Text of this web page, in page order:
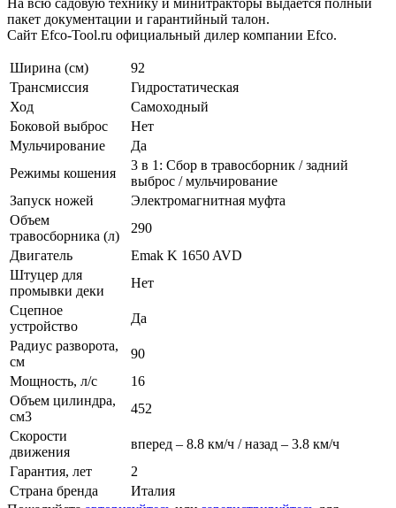
На всю садовую технику и минитракторы выдается полный
пакет документации и гарантийный талон.
Сайт Efco-Tool.ru официальный дилер компании Efco.
Ширина (см)
92
Трансмиссия
Гидростатическая
Ход
Самоходный
Боковой выброс
Нет
Мульчирование
Да
Режимы кошения
3 в 1: Сбор в травосборник / задний
выброс / мульчирование
Запуск ножей
Электромагнитная муфта
Объем
травосборника (л)
290
Двигатель
Emak K 1650 AVD
Штуцер для
промывки деки
Нет
Сцепное
устройство
Да
Радиус разворота,
см
90
Мощность, л/с
16
Объем цилиндра,
см3
452
Скорости
движения
вперед – 8.8 км/ч / назад – 3.8 км/ч
Гарантия, лет
2
Страна бренда
Италия